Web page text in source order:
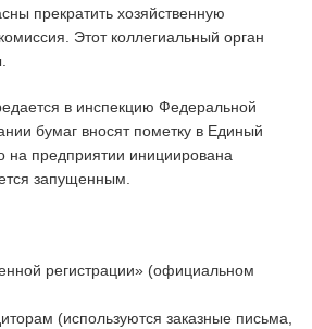
прекратить хозяйственную
Этот коллегиальный орган
в инспекцию Федеральной
бумаг вносят пометку в Единый
на предприятии инициирована
запущенным.
регистрации» (официальном
(используются заказные письма,